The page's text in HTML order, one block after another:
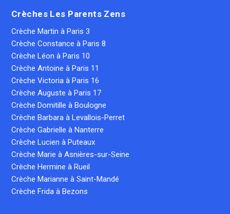
Crèches Les Parents Zens
Crèche Martin à Paris 3
Crèche Constance à Paris 8
Crèche Léon à Paris 10
Crèche Antoine à Paris 11
Crèche Victoria à Paris 16
Crèche Auguste à Paris 17
Crèche Domitille à Boulogne
Crèche Barbara à Levallois-Perret
Crèche Gabrielle à Nanterre
Crèche Lucien à Puteaux
Crèche Marie à Asnières-sur-Seine
Crèche Hermine à Rueil
Crèche Marianne à Saint-Mandé
Crèche Frida à Bezons